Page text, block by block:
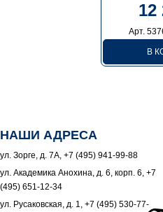
12
Арт.
В
НАШИ АДРЕСА
ул. Зорге, д. 7А, +7 (495) 941-99-88
ул. Академика Анохина, д. 6, корп. 6, +7
(495) 651-12-34
ул. Русаковская, д. 1, +7 (495) 530-77-